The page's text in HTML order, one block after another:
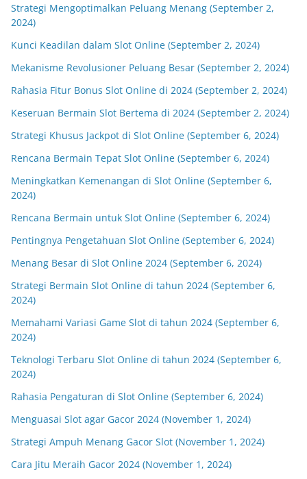
Strategi Mengoptimalkan Peluang Menang (September 2,
2024)
Kunci Keadilan dalam Slot Online (September 2, 2024)
Mekanisme Revolusioner Peluang Besar (September 2, 2024)
Rahasia Fitur Bonus Slot Online di 2024 (September 2, 2024)
Keseruan Bermain Slot Bertema di 2024 (September 2, 2024)
Strategi Khusus Jackpot di Slot Online (September 6, 2024)
Rencana Bermain Tepat Slot Online (September 6, 2024)
Meningkatkan Kemenangan di Slot Online (September 6,
2024)
Rencana Bermain untuk Slot Online (September 6, 2024)
Pentingnya Pengetahuan Slot Online (September 6, 2024)
Menang Besar di Slot Online 2024 (September 6, 2024)
Strategi Bermain Slot Online di tahun 2024 (September 6,
2024)
Memahami Variasi Game Slot di tahun 2024 (September 6,
2024)
Teknologi Terbaru Slot Online di tahun 2024 (September 6,
2024)
Rahasia Pengaturan di Slot Online (September 6, 2024)
Menguasai Slot agar Gacor 2024 (November 1, 2024)
Strategi Ampuh Menang Gacor Slot (November 1, 2024)
Cara Jitu Meraih Gacor 2024 (November 1, 2024)